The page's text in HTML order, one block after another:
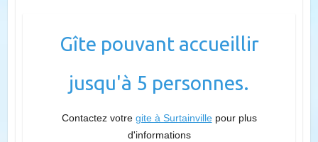
Gîte pouvant accueillir
jusqu'à 5 personnes.
Contactez votre gite à Surtainvillepour plus
d'informations